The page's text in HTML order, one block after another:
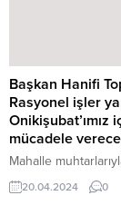
Başkan Hanifi
Rasyonel işler
Onikişubat’ımız
mücadele
Mahalle
gelen Onikişubat
Başkanı Hanifi
20.04.2024 0